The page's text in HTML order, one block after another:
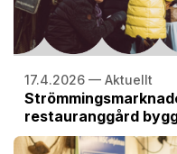
17.4.2026 — Aktuellt
restauranggård